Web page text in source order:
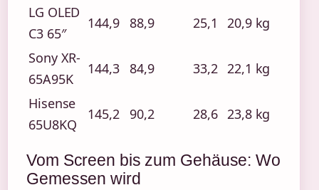
LG OLED
C3 65″
144,9 88,9 25,1 20,9 kg
Sony XR-
65A95K
144,3 84,9 33,2 22,1 kg
Hisense
65U8KQ
145,2 90,2 28,6 23,8 kg
Vom Screen bis zum Gehäuse: Wo
Gemessen wird